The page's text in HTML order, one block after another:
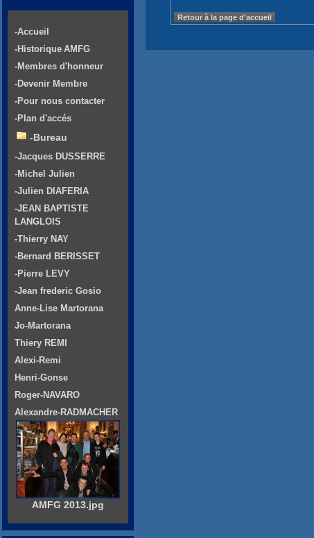
Retour à la page d'accueil
-Accueil
-Historique AMFG
-Membres d'honneur
-Devenir Membre
-Pour nous contacter
-Plan d'accés
-Bureau
-Jacques DUSSERRE
-Michel Julien
-Julien DIAFERIA
-JEAN BAPTISTE
LANGLOIS
-Thierry NAY
-Bernard BERISSET
-Pierre LEVY
-Jean frederic Gosio
Anne-Lise Martorana
Jo-Martorana
Thiery REMI
Alexi-Remi
Henri-Gonse
Roger-NAVARO
Alexandre-RADMACHER
AMFG 2013.jpg